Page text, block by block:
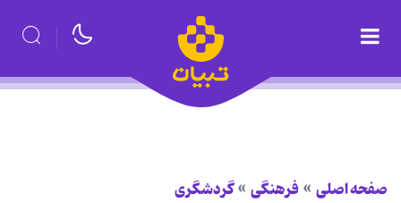
صفحه اصلی فرهنگی گردشگری